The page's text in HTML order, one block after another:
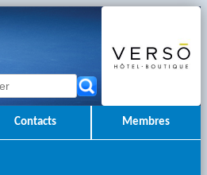
Contacts Membres